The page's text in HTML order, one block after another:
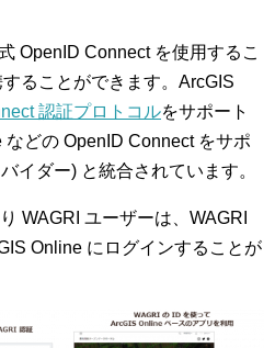
OpenID Connect を使用するこ
ることができます。ArcGIS
認証プロトコルをサポート
などの OpenID Connect をサポ
イダー) と統合されています。
WAGRI ユーザーは、WAGRI
Online にログインすることが